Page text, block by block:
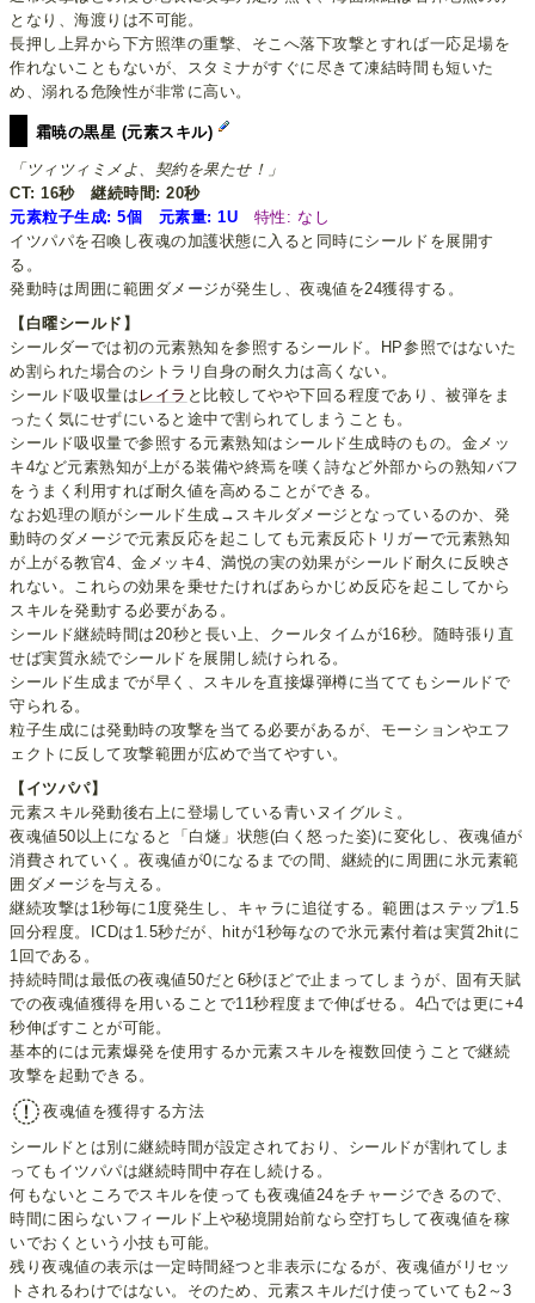
となり、海渡りは不可能。
長押し上昇から下方照準の重撃、そこへ落下攻撃とすれば一応足場を
作れないこともないが、スタミナがすぐに尽きて凍結時間も短いた
め、溺れる危険性が非常に高い。
霜暁の黒星 (元素スキル)
「ツィツィミメよ、契約を果たせ！」
CT: 16秒
継続時間: 20秒
元素粒子生成: 5個 元素量: 1U
特性: なし
イツパパを召喚し夜魂の加護状態に入ると同時にシールドを展開す
る。
発動時は周囲に範囲ダメージが発生し、夜魂値を24獲得する。
【白曜シールド】
シールダーでは初の元素熟知を参照するシールド。HP参照ではないた
め割られた場合のシトラリ自身の耐久力は高くない。
シールド吸収量は レイラ と比較してやや下回る程度であり、被弾をま
ったく気にせずにいると途中で割られてしまうことも。
シールド吸収量で参照する元素熟知はシールド生成時のもの。金メッ
キ4など元素熟知が上がる装備や終焉を嘆く詩など外部からの熟知バフ
をうまく利用すれば耐久値を高めることができる。
なお処理の順がシールド生成→スキルダメージとなっているのか、発
動時のダメージで元素反応を起こしても元素反応トリガーで元素熟知
が上がる教官4、金メッキ4、満悦の実の効果がシールド耐久に反映さ
れない。これらの効果を乗せたければあらかじめ反応を起こしてから
スキルを発動する必要がある。
シールド継続時間は20秒と長い上、クールタイムが16秒。随時張り直
せば実質永続でシールドを展開し続けられる。
シールド生成までが早く、スキルを直接爆弾樽に当ててもシールドで
守られる。
粒子生成には発動時の攻撃を当てる必要があるが、モーションやエフ
ェクトに反して攻撃範囲が広めで当てやすい。
【イツパパ】
元素スキル発動後右上に登場している青いヌイグルミ。
夜魂値50以上になると「白燧」状態(白く怒った姿)に変化し、夜魂値が
消費されていく。夜魂値が0になるまでの間、継続的に周囲に氷元素範
囲ダメージを与える。
継続攻撃は1秒毎に1度発生し、キャラに追従する。範囲はステップ1.5
回分程度。ICDは1.5秒だが、hitが1秒毎なので氷元素付着は実質2hitに
1回である。
持続時間は最低の夜魂値50だと6秒ほどで止まってしまうが、固有天賦
での夜魂値獲得を用いることで11秒程度まで伸ばせる。4凸では更に+4
秒伸ばすことが可能。
基本的には元素爆発を使用するか元素スキルを複数回使うことで継続
攻撃を起動できる。
夜魂値を獲得する方法
シールドとは別に継続時間が設定されており、シールドが割れてしま
ってもイツパパは継続時間中存在し続ける。
何もないところでスキルを使っても夜魂値24をチャージできるので、
時間に困らないフィールド上や秘境開始前なら空打ちして夜魂値を稼
いでおくという小技も可能。
残り夜魂値の表示は一定時間経つと非表示になるが、夜魂値がリセッ
トされるわけではない。そのため、元素スキルだけ使っていても2～3